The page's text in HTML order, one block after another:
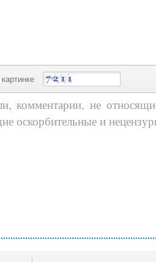
комментарии, не
оскорбительные и